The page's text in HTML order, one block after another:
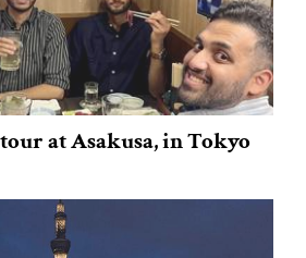
at Asakusa, in Tokyo